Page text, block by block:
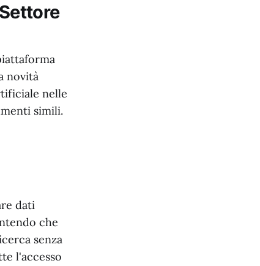
novità
nelle
simili.
dati
che
senza
l'accesso